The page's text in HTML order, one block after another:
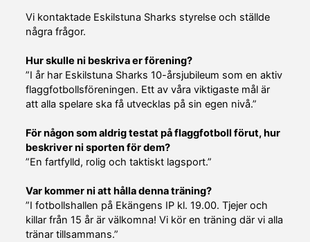
Vi kontaktade Eskilstuna Sharks styrelse och ställde
några frågor.
Hur skulle ni beskriva er förening?
”I år har Eskilstuna Sharks 10-årsjubileum som en aktiv
flaggfotbollsföreningen. Ett av våra viktigaste mål är
att alla spelare ska få utvecklas på sin egen nivå.”
För någon som aldrig testat på flaggfotboll förut, hur
beskriver ni sporten för dem?
”En fartfylld, rolig och taktiskt lagsport.”
Var kommer ni att hålla denna träning?
”I fotbollshallen på Ekängens IP kl. 19.00. Tjejer och
killar från 15 år är välkomna! Vi kör en träning där vi alla
tränar tillsammans.”